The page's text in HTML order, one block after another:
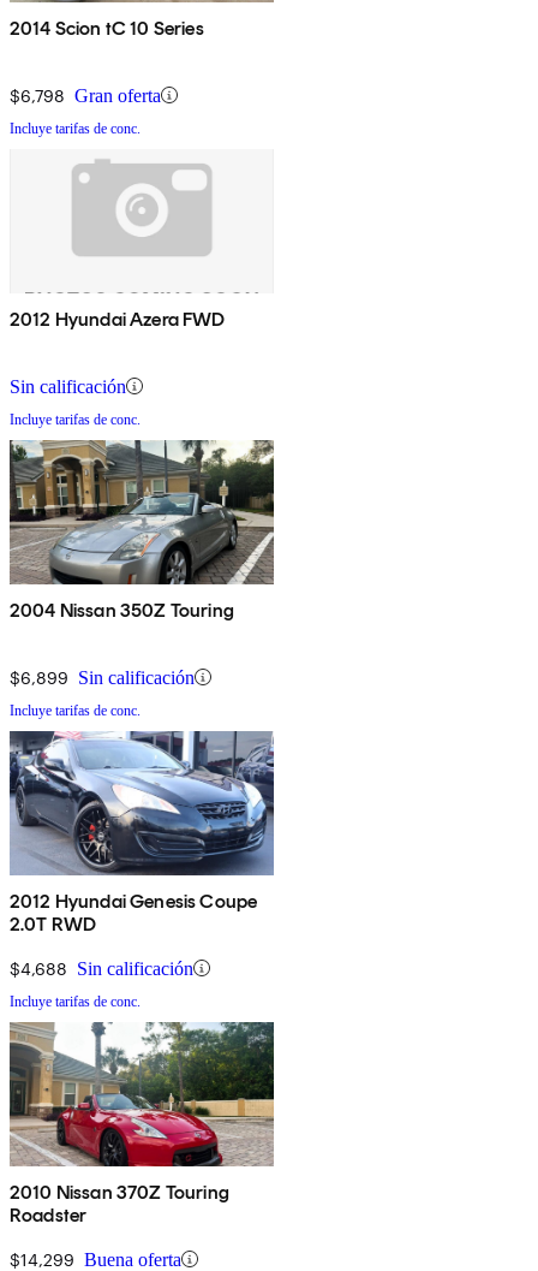
2014 Scion tC 10 Series
$6,798 Gran oferta
Incluye tarifas de conc.
2012 Hyundai Azera FWD
Sin calificación
Incluye tarifas de conc.
2004 Nissan 350Z Touring
$6,899 Sin calificación
Incluye tarifas de conc.
2012 Hyundai Genesis Coupe
2.0T RWD
$4,688 Sin calificación
Incluye tarifas de conc.
2010 Nissan 370Z Touring
Roadster
$14,299 Buena oferta